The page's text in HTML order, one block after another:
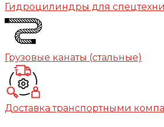
Гидроцилиндры для
Грузовые канаты (стальные)
Доставка транспортными